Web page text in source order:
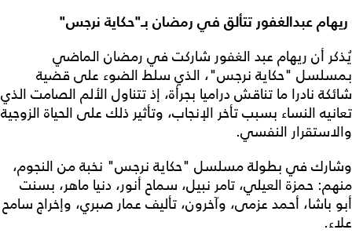
ريهام عبدالغفور تتألق في رمضان بـ"حكاية نرجس"
يُذكر أن ريهام عبد الغفور شاركت في رمضان الماضي
بمسلسل "حكاية نرجس"، الذي سلط الضوء على قضية
شائكة نادرا ما تناقش دراميا بجرأة، إذ تتناول الألم الصامت الذي
تعانيه النساء بسبب تأخر الإنجاب، وتأثير ذلك على الحياة الزوجية
والاستقرار النفسي.
وشارك في بطولة مسلسل "حكاية نرجس" نخبة من النجوم،
منهم: حمزة العيلي، تامر نبيل، سماح أنور، دنيا ماهر، بسنت
أبو باشا، أحمد عزمى، وآخرون، تأليف عمار صبري، وإخراج سامح
علاء.